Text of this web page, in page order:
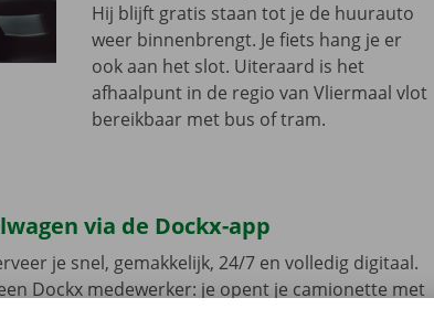
Hij blijft gratis staan tot je de huurauto
weer binnenbrengt. Je fiets hang je er
ook aan het slot. Uiteraard is het
afhaalpunt in de regio van Vliermaal vlot
bereikbaar met bus of tram.
via de Dockx-app
je snel, gemakkelijk, 24/7 en volledig digitaal.
Dockx medewerker: je opent je camionette met